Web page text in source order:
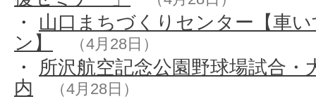
・ 山口まちづくりセンター【車
ン】
（4月28日）
・ 所沢航空記念公園野球場試合・
内
（4月28日）